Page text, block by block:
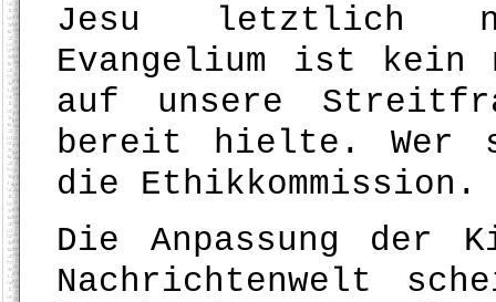
Jesu letztlich
Evangelium ist kein
auf unsere
bereit hielte. Wer
die Ethikkommission.
Die Anpassung der
Nachrichtenwelt